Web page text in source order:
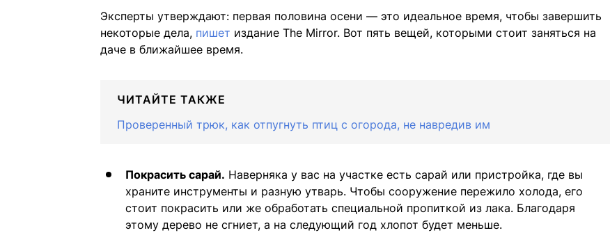
Эксперты утверждают: первая половина осени — это идеальное время, чтобы завершить
некоторые дела, пишет издание The Mirror. Вот пять вещей, которыми стоит заняться на
даче в ближайшее время.
ЧИТАЙТЕ ТАКЖЕ
Проверенный трюк, как отпугнуть птиц с огорода, не навредив им
Покрасить сарай. Наверняка у вас на участке есть сарай или пристройка, где вы
храните инструменты и разную утварь. Чтобы сооружение пережило холода, его
стоит покрасить или же обработать специальной пропиткой из лака. Благодаря
этому дерево не сгниет, а на следующий год хлопот будет меньше.